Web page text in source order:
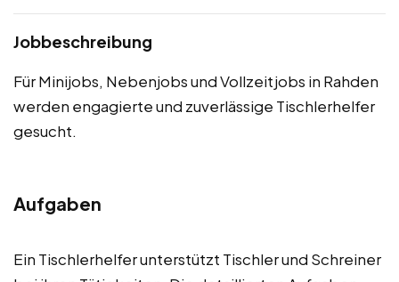
Jobbeschreibung
Für Minijobs, Nebenjobs und Vollzeitjobs in Rahden
werden engagierte und zuverlässige Tischlerhelfer
gesucht.
Aufgaben
Ein Tischlerhelfer unterstützt Tischler und Schreiner